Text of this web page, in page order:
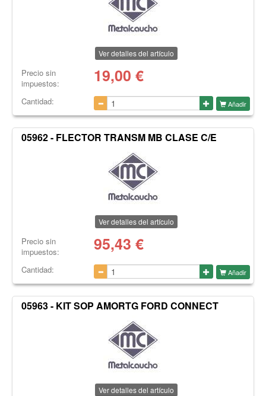
Ver detalles del artículo
Precio sin
impuestos:
19,00 €
Cantidad: Añadir
05962 - FLECTOR TRANSM MB CLASE C/E
Ver detalles del artículo
Precio sin
impuestos:
95,43 €
Cantidad: Añadir
05963 - KIT SOP AMORTG FORD CONNECT
Ver detalles del artículo